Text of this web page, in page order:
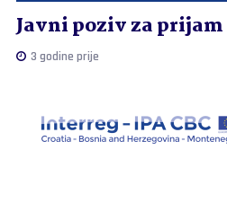
Javni poziv za
3 godine prije